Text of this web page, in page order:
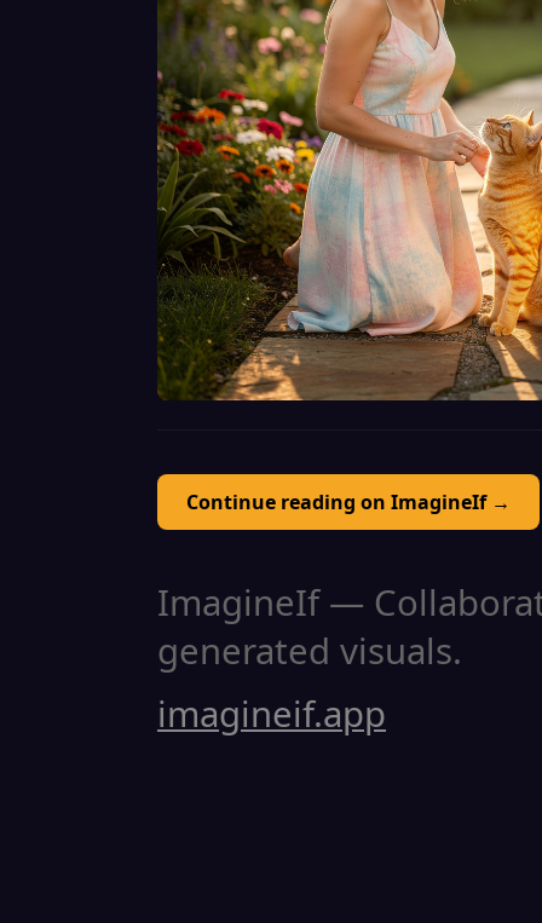
Continue reading on ImagineIf →
ImagineIf —
generated visuals.
imagineif.app